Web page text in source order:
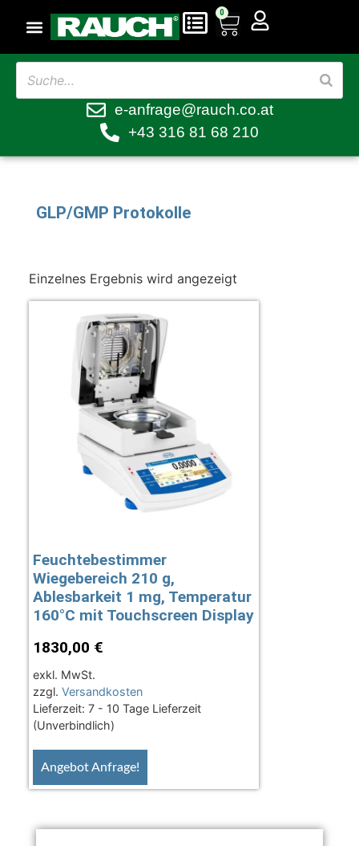
0
e-anfrage@rauch.co.at
+43 316 81 68 210
GLP/GMP Protokolle
Einzelnes Ergebnis wird angezeigt
Feuchtebestimmer
Wiegebereich 210 g,
Ablesbarkeit 1 mg, Temperatur
160°C mit Touchscreen Display
1830,00 €
exkl. MwSt.
zzgl. Versandkosten
Lieferzeit: 7 - 10 Tage Lieferzeit
(Unverbindlich)
Angebot Anfrage!